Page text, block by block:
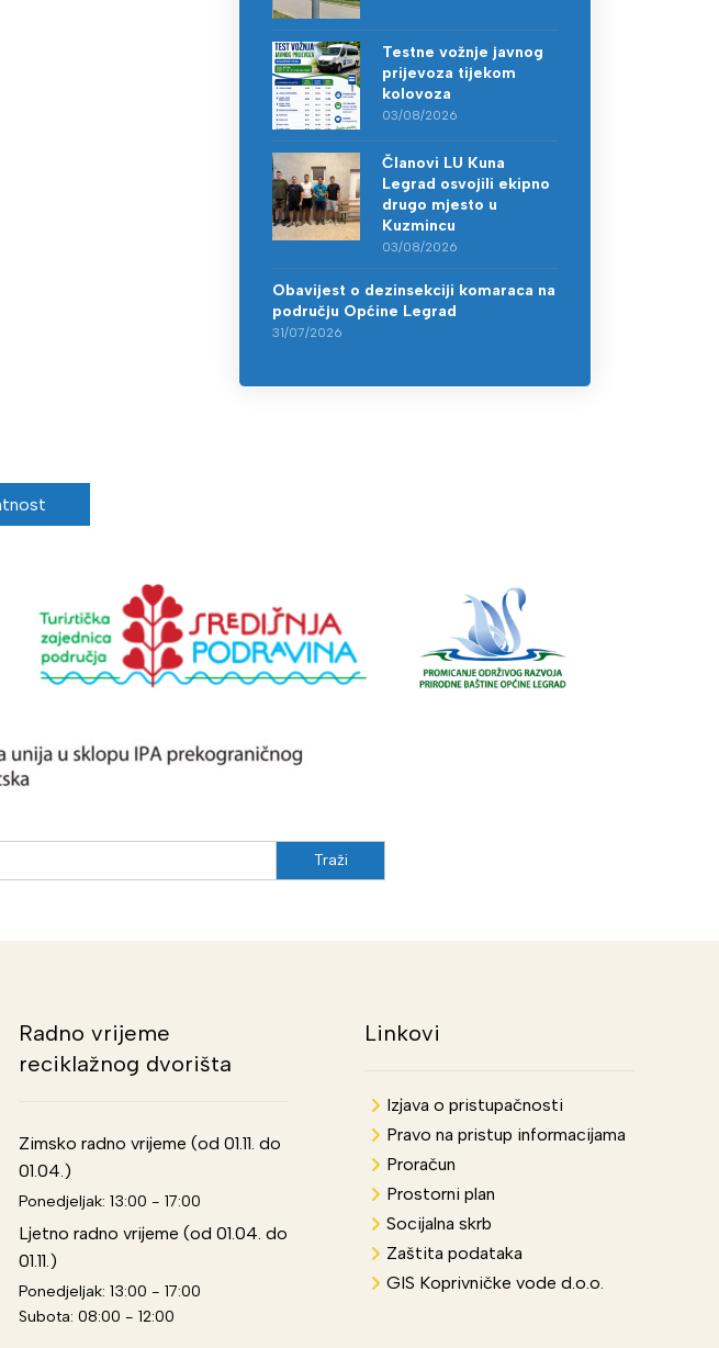
Testne vožnje javnog
prijevoza tijekom
kolovoza
03/08/2026
Članovi LU Kuna
Legrad osvojili ekipno
drugo mjesto u
Kuzmincu
03/08/2026
Obavijest o dezinsekciji komaraca na
području Općine Legrad
31/07/2026
Radno vrijeme
reciklažnog dvorišta
Zimsko radno vrijeme (od 01.11. do
01.04.)
Ponedjeljak: 13:00 - 17:00
Ljetno radno vrijeme (od 01.04. do
01.11.)
Ponedjeljak: 13:00 - 17:00
Subota: 08:00 - 12:00
Linkovi
Izjava o pristupačnosti
Pravo na pristup informacijama
Proračun
Prostorni plan
Socijalna skrb
Zaštita podataka
GIS Koprivničke vode d.o.o.